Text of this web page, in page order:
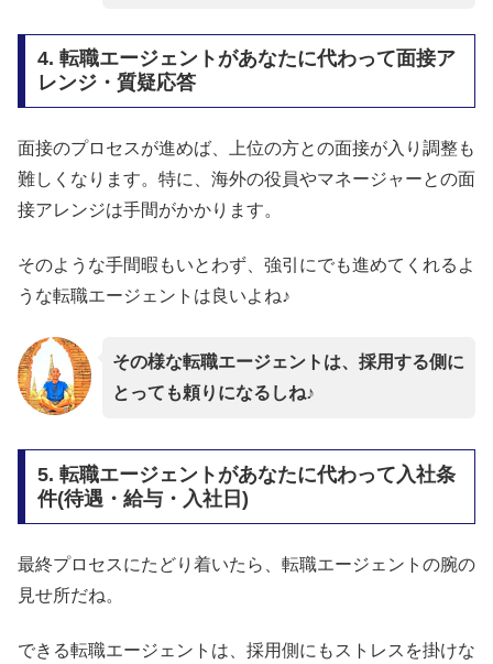
4. 転職エージェントがあなたに代わって面接ア
レンジ・質疑応答
面接のプロセスが進めば、上位の方との面接が入り調整も
難しくなります。特に、海外の役員やマネージャーとの面
接アレンジは手間がかかります。
そのような手間暇もいとわず、強引にでも進めてくれるよ
うな転職エージェントは良いよね♪
その様な転職エージェントは、採用する側に
とっても頼りになるしね♪
5. 転職エージェントがあなたに代わって入社条
件(待遇・給与・入社日)
最終プロセスにたどり着いたら、転職エージェントの腕の
見せ所だね。
できる転職エージェントは、採用側にもストレスを掛けな